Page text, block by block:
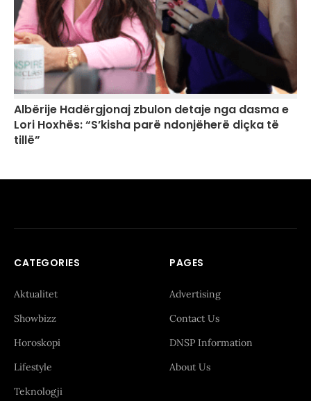
Albërije Hadërgjonaj zbulon detaje nga dasma e
Lori Hoxhës: “S’kisha parë ndonjëherë diçka të
tillë”
CATEGORIES
Aktualitet
Showbizz
Horoskopi
Lifestyle
Teknologji
PAGES
Advertising
Contact Us
DNSP Information
About Us